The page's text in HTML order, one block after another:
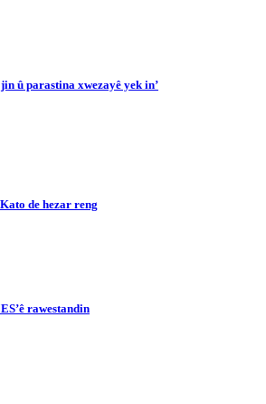
û parastina xwezayê yek in’
de hezar reng
rawestandin